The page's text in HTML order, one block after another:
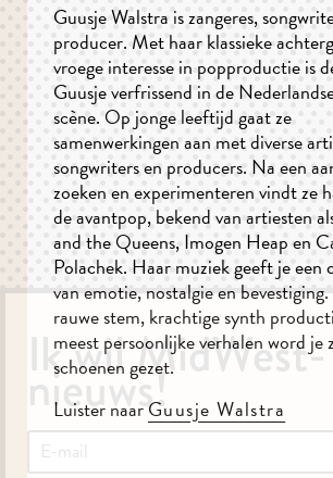
Guusje Walstra is zangeres,
producer. Met haar klassieke
vroege interesse in popproductie is
Guusje verfrissend in de
scène. Op jonge leeftijd gaat ze
samenwerkingen aan met diverse
songwriters en producers. Na een
zoeken en experimenteren vindt ze
de avantpop, bekend van artiesten
and the Queens, Imogen Heap en
Polachek. Haar muziek geeft je een
van emotie, nostalgie en
rauwe stem, krachtige synth
meest persoonlijke verhalen word je
schoenen gezet.
Luister naarGuusje Walstra
Ik wil MidWest-
nieuws!